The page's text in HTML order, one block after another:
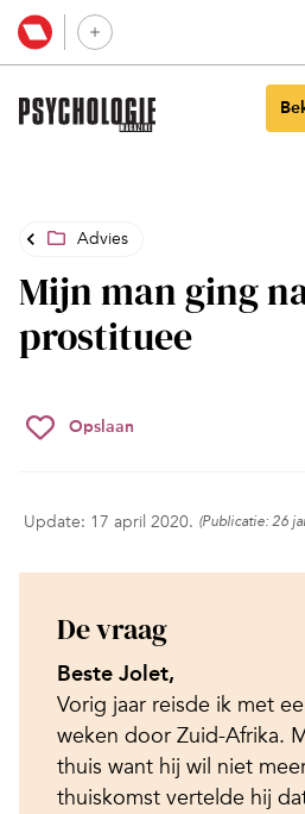
Advies
Mijn man ging
prostituee
Opslaan
Update: 17 april 2020. (Publicatie: 26
De vraag
Beste Jolet,
Vorig jaar reisde ik met
weken door Zuid-Afrika.
thuis want hij wil niet
thuiskomst vertelde hij